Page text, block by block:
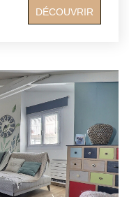
sont disponibles sur
DÉCOUVRIR